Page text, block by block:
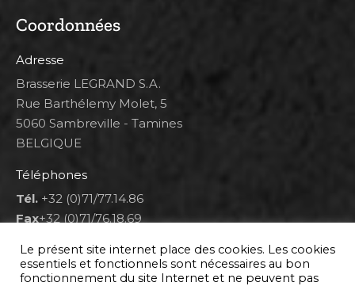
Coordonnées
Adresse
Brasserie LEGRAND S.A.
Rue Barthélemy Molet, 5
5060 Sambreville - Tamines
BELGIQUE
Téléphones
Tél. +32 (0)71/77.14.86
Fax+32 (0)71/76.18.69
Heures d'ouverture
Lun 8h00-12h00 et 12h30-14h30
Le présent site internet place des cookies. Les cookies
essentiels et fonctionnels sont nécessaires au bon
fonctionnement du site Internet et ne peuvent pas